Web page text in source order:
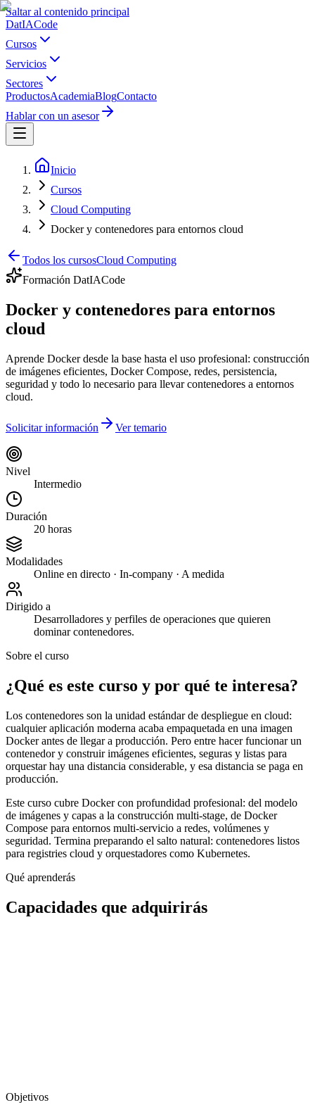
Saltar al contenido principal
DatIACode
Cursos
Servicios
Sectores
ProductosAcademiaBlogContacto
Hablar con un asesor
Inicio
Cursos
Cloud Computing
Docker y contenedores para entornos cloud
Todos los cursosCloud Computing
Formación DatIACode
Docker y contenedores para entornos
cloud
Aprende Docker desde la base hasta el uso profesional: construcción
de imágenes eficientes, Docker Compose, redes, persistencia,
seguridad y todo lo necesario para llevar contenedores a entornos
cloud.
Solicitar información Ver temario
Nivel
Intermedio
Duración
20 horas
Modalidades
Online en directo · In-company · A medida
Dirigido a
Desarrolladores y perfiles de operaciones que quieren
dominar contenedores.
Sobre el curso
¿Qué es este curso y por qué te interesa?
Los contenedores son la unidad estándar de despliegue en cloud:
cualquier aplicación moderna acaba empaquetada en una imagen
Docker antes de llegar a producción. Pero entre hacer funcionar un
contenedor y construir imágenes eficientes, seguras y listas para
orquestar hay una distancia considerable, y esa distancia se paga en
producción.
Este curso cubre Docker con profundidad profesional: del modelo
de imágenes y capas a la construcción multi-stage, de Docker
Compose para entornos multi-servicio a redes, volúmenes y
seguridad. Termina preparando el salto natural: contenedores listos
para registries cloud y orquestadores como Kubernetes.
Qué aprenderás
Capacidades que adquirirás
Objetivos